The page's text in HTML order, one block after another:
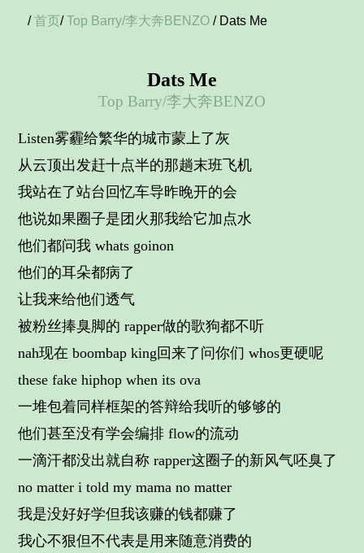
/首页/Top Barry/李大奔BENZO/ Dats Me
Dats Me
Top Barry/李大奔BENZO
Listen雾霾给繁华的城市蒙上了灰
从云顶出发赶十点半的那趟末班飞机
我站在了站台回忆车导昨晚开的会
他说如果圈子是团火那我给它加点水
他们都问我 whats goinon
他们的耳朵都病了
让我来给他们透气
被粉丝捧臭脚的 rapper做的歌狗都不听
nah现在 boombap king回来了问你们 whos更硬呢
these fake hiphop when its ova
一堆包着同样框架的答辩给我听的够够的
他们甚至没有学会编排 flow的流动
一滴汗都没出就自称 rapper这圈子的新风气呸臭了
no matter i told my mama no matter
我是没好好学但我该赚的钱都赚了
我心不狠但不代表是用来随意消费的